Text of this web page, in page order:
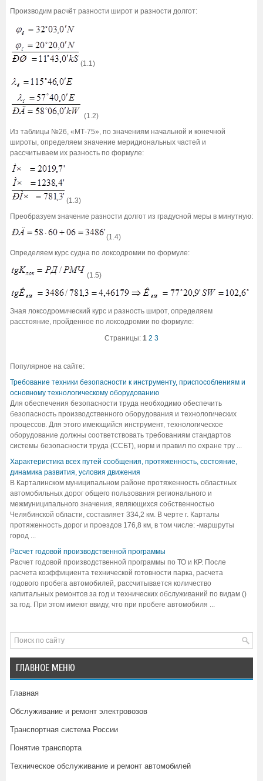
Производим расчёт разности широт и разности долгот:
(1.1)
(1.2)
Из таблицы №26, «МТ-75», по значениям начальной и конечной
широты, определяем значение меридиональных частей и
рассчитываем их разность по формуле:
(1.3)
Преобразуем значение разности долгот из градусной меры в минутную:
(1.4)
Определяем курс судна по локсодромии по формуле:
(1.5)
Зная локсодромический курс и разность широт, определяем
расстояние, пройденное по локсодромии по формуле:
Страницы: 1 2 3
Популярное на сайте:
Требование техники безопасности к инструменту, приспособлениям и
основному технологическому оборудованию
Для обеспечения безопасности труда необходимо обеспечить
безопасность производственного оборудования и технологических
процессов. Для этого имеющийся инструмент, технологическое
оборудование должны соответствовать требованиям стандартов
системы безопасности труда (ССБТ), норм и правил по охране тру ...
Характеристика всех путей сообщения, протяженность, состояние,
динамика развития, условия движения
В Карталинском муниципальном районе протяженность областных
автомобильных дорог общего пользования регионального и
межмуниципального значения, являющихся собственностью
Челябинской области, составляет 334,2 км. В черте г. Карталы
протяженность дорог и проездов 176,8 км, в том числе: -маршруты
город ...
Расчет годовой производственной программы
Расчет годовой производственной программы по ТО и КР. После
расчета коэффициента технической готовности парка, расчета
годового пробега автомобилей, рассчитывается количество
капитальных ремонтов за год и технических обслуживаний по видам ()
за год. При этом имеют ввиду, что при пробеге автомобиля ...
ГЛАВНОЕ МЕНЮ
Главная
Обслуживание и ремонт электровозов
Транспортная система России
Понятие транспорта
Техническое обслуживание и ремонт автомобилей